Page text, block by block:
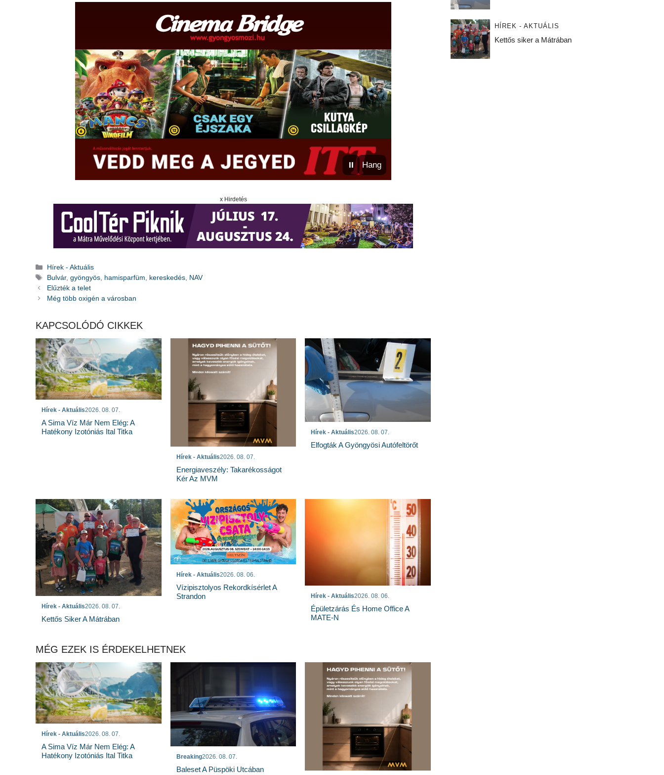
⏸ Hang
x Hirdetés
Kategória
Hírek - Aktuális
Címkék
Bulvár,gyöngyös, hamisparfüm, kereskedés, NAV
Elűzték a telet
Még több oxigén a városban
KAPCSOLÓDÓ CIKKEK
Hírek - Aktuális2026. 08. 07.
A Sima Víz Már Nem Elég: A
Hatékony Izotóniás Ital Titka
Hírek - Aktuális2026. 08. 07.
Energiaveszély: Takarékosságot
Kér Az MVM
Hírek - Aktuális2026. 08. 07.
Elfogták A Gyöngyösi Autófeltörőt
Hírek - Aktuális2026. 08. 07.
Kettős Siker A Mátrában
Hírek - Aktuális2026. 08. 06.
Vízipisztolyos Rekordkísérlet A
Strandon
Hírek - Aktuális2026. 08. 06.
Épületzárás És Home Office A
MATE-N
MÉG EZEK IS ÉRDEKELHETNEK
Hírek - Aktuális2026. 08. 07.
A Sima Víz Már Nem Elég: A
Hatékony Izotóniás Ital Titka
Breaking2026. 08. 07.
Baleset A Püspöki Utcában
HÍREK - AKTUÁLIS
Kettős siker a Mátrában